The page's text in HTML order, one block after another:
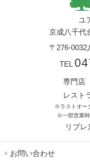
ユ
京成八千代
〒276-0032
TEL
専門店
レスト
※ラストオー
※一部営業時
リブレ
お問い合わせ